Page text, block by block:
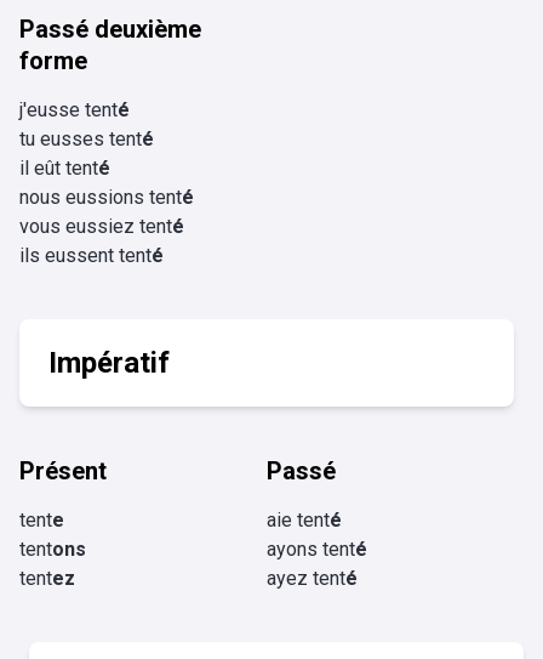
Passé deuxième
forme
j'eusse tenté
tu eusses tenté
il eût tenté
nous eussions tenté
vous eussiez tenté
ils eussent tenté
Impératif
Présent
tente
tentons
tentez
Passé
aie tenté
ayons tenté
ayez tenté